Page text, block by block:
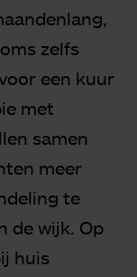
zelfs
een kuur
met
samen
meer
te
de wijk. Op
huis